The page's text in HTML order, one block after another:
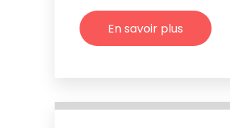
En savoir plus